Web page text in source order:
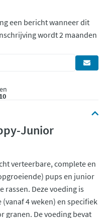
een bericht wanneer dit
wordt 2 maanden
Junior
verteerbare, complete en
pups en junior
rassen. Deze voeding is
4 weken) en specifiek
granen. De voeding bevat